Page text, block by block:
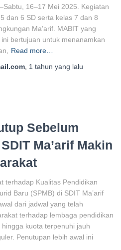
16–17 Mei 2025. Kegiatan
dan 6 SD serta kelas 7 dan 8
Ma’arif. MABIT yang
bertujuan untuk menanamkan
Read more…
1 tahun yang lalu
Sebelum
Ma’arif Makin
terhadap Kualitas Pendidikan
Baru (SPMB) di SDIT Ma’arif
dari jadwal yang telah
terhadap lembaga pendidikan
kuota terpenuhi jauh
Penutupan lebih awal ini